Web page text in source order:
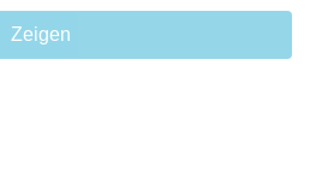
Zeigen